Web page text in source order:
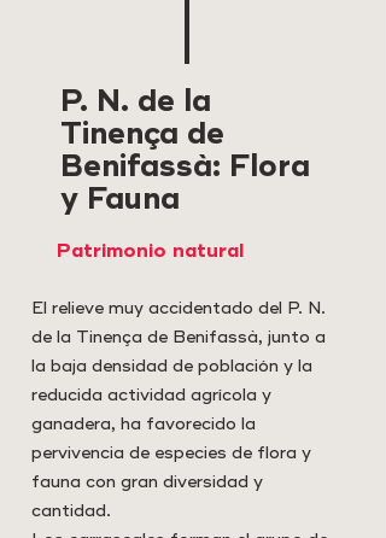
P. N. de la
Tinença de
Benifassà: Flora
y Fauna
Patrimonio natural
El relieve muy accidentado del P. N.
de la Tinença de Benifassà, junto a
la baja densidad de población y la
reducida actividad agrícola y
ganadera, ha favorecido la
pervivencia de especies de flora y
fauna con gran diversidad y
cantidad.